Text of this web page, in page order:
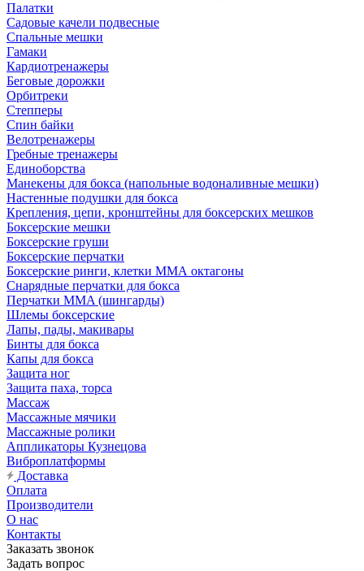
Палатки
Садовые качели подвесные
Спальные мешки
Гамаки
Кардиотренажеры
Беговые дорожки
Орбитреки
Степперы
Спин байки
Велотренажеры
Гребные тренажеры
Единоборства
Манекены для бокса (напольные водоналивные мешки)
Настенные подушки для бокса
Крепления, цепи, кронштейны для боксерских мешков
Боксерские мешки
Боксерские груши
Боксерские перчатки
Боксерские ринги, клетки ММА октагоны
Снарядные перчатки для бокса
Перчатки MMA (шингарды)
Шлемы боксерские
Лапы, пады, макивары
Бинты для бокса
Капы для бокса
Защита ног
Защита паха, торса
Массаж
Массажные мячики
Массажные ролики
Аппликаторы Кузнецова
Виброплатформы
Доставка
Оплата
Производители
О нас
Контакты
Заказать звонок
Задать вопрос